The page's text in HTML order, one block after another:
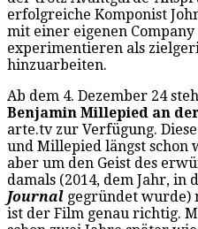
erfolgreiche Komponist
mit einer eigenen
experimentieren als
hinzuarbeiten.
Ab dem 4. Dezember 24
Benjamin Millepied an
arte.tv zur Verfügung.
und Millepied längst schon
aber um den Geist des
damals (2014, dem Jahr, in
Journal gegründet wurde)
ist der Film genau richtig.